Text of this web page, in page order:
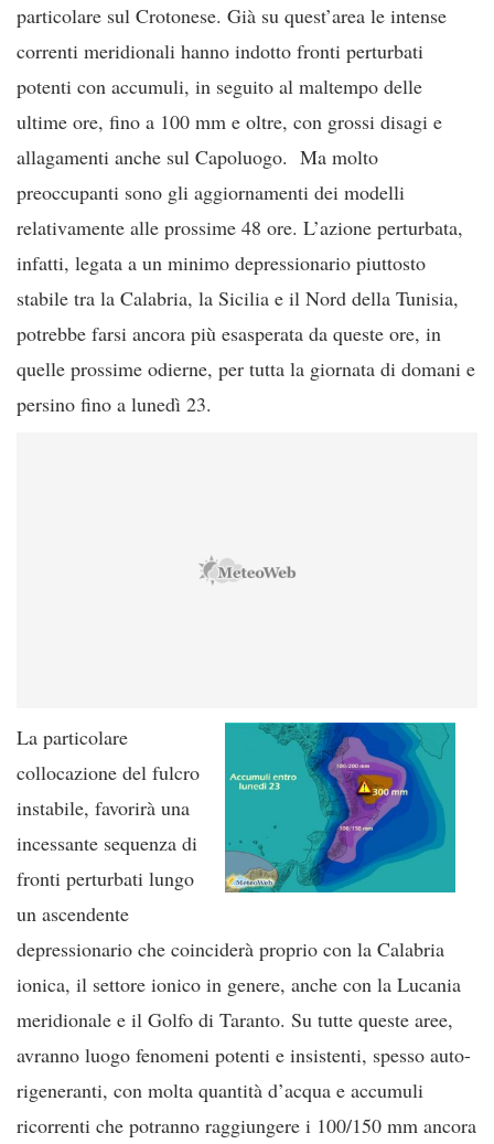
particolare sul Crotonese. Già su quest’area le intense
correnti meridionali hanno indotto fronti perturbati
potenti con accumuli, in seguito al maltempo delle
ultime ore, fino a 100 mm e oltre, con grossi disagi e
allagamenti anche sul Capoluogo. Ma molto
preoccupanti sono gli aggiornamenti dei modelli
relativamente alle prossime 48 ore. L’azione perturbata,
infatti, legata a un minimo depressionario piuttosto
stabile tra la Calabria, la Sicilia e il Nord della Tunisia,
potrebbe farsi ancora più esasperata da queste ore, in
quelle prossime odierne, per tutta la giornata di domani e
persino fino a lunedì 23.
La particolare
collocazione del fulcro
instabile, favorirà una
incessante sequenza di
fronti perturbati lungo
un ascendente
depressionario che coinciderà proprio con la Calabria
ionica, il settore ionico in genere, anche con la Lucania
meridionale e il Golfo di Taranto. Su tutte queste aree,
avranno luogo fenomeni potenti e insistenti, spesso auto-
rigeneranti, con molta quantità d’acqua e accumuli
ricorrenti che potranno raggiungere i 100/150 mm ancora